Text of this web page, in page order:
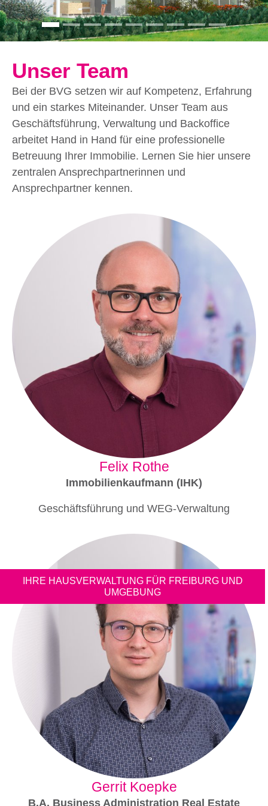
IHRE HAUSVERWALTUNG FÜR FREIBURG UND
UMGEBUNG
Unser Team
Bei der BVG setzen wir auf Kompetenz, Erfahrung
und ein starkes Miteinander. Unser Team aus
Geschäftsführung, Verwaltung und Backoffice
arbeitet Hand in Hand für eine professionelle
Betreuung Ihrer Immobilie. Lernen Sie hier unsere
zentralen Ansprechpartnerinnen und
Ansprechpartner kennen.
Felix Rothe
Immobilienkaufmann (IHK)
Geschäftsführung und WEG-Verwaltung
Gerrit Koepke
B.A. Business Administration Real Estate